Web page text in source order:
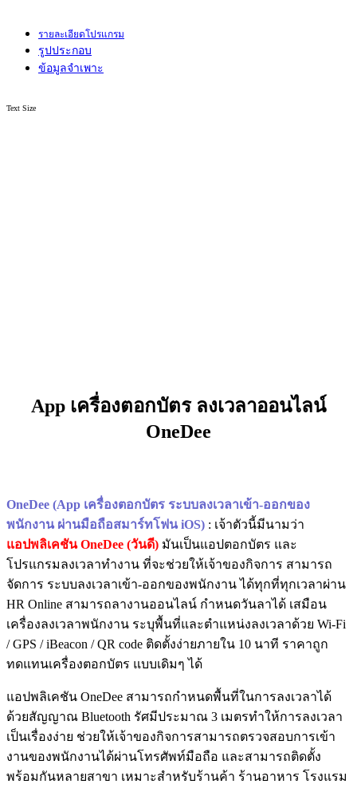
รายละเอียดโปรแกรม
รูปประกอบ
ข้อมูลจำเพาะ
Text Size
App เครื่องตอกบัตร ลงเวลาออนไลน์
OneDee
OneDee (App เครื่องตอกบัตร ระบบลงเวลาเข้า-ออกของ
พนักงาน ผ่านมือถือสมาร์ทโฟน iOS) : เจ้าตัวนี้มีนามว่า
แอปพลิเคชัน OneDee (วันดี) มันเป็นแอปตอกบัตร และ
โปรแกรมลงเวลาทำงาน ที่จะช่วยให้เจ้าของกิจการ สามารถ
จัดการ ระบบลงเวลาเข้า-ออกของพนักงาน ได้ทุกที่ทุกเวลาผ่าน
HR Online สามารถลางานออนไลน์ กำหนดวันลาได้ เสมือน
เครื่องลงเวลาพนักงาน ระบุพื้นที่และตำแหน่งลงเวลาด้วย Wi-Fi
/ GPS / iBeacon / QR code ติดตั้งง่ายภายใน 10 นาที ราคาถูก
ทดแทนเครื่องตอกบัตร แบบเดิมๆ ได้
แอปพลิเคชัน OneDee สามารถกำหนดพื้นที่ในการลงเวลาได้
ด้วยสัญญาณ Bluetooth รัศมีประมาณ 3 เมตรทำให้การลงเวลา
เป็นเรื่องง่าย ช่วยให้เจ้าของกิจการสามารถตรวจสอบการเข้า
งานของพนักงานได้ผ่านโทรศัพท์มือถือ และสามารถติดตั้ง
พร้อมกันหลายสาขา เหมาะสำหรับร้านค้า ร้านอาหาร โรงแรม